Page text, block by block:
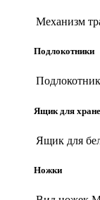
Механизм
Подлокотники
Ящик для
Ящик для
Ножки